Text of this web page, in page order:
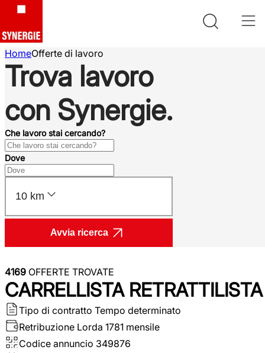
HomeOfferte di lavoro
Trova lavoro
con Synergie.
Che lavoro stai cercando?
Dove
10 km
Avvia ricerca
4169 OFFERTE TROVATE
CARRELLISTA RETRATTILISTA
Tipo di contratto Tempo determinato
Retribuzione Lorda 1781 mensile
Codice annuncio 349876